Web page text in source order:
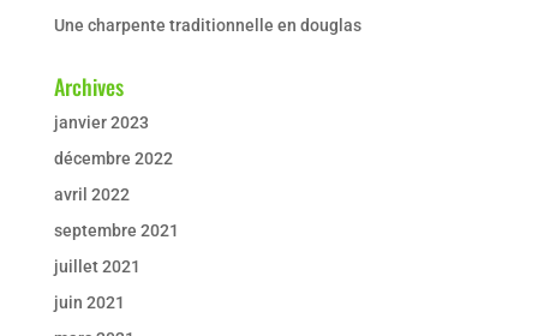
Une charpente traditionnelle en douglas
Archives
janvier 2023
décembre 2022
avril 2022
septembre 2021
juillet 2021
juin 2021